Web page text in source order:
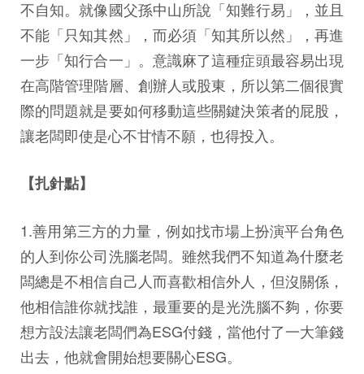
不自知。就像國父孫中山所說「知難行易」，並且
不能「只知其然」，而必須「知其所以然」，再進
一步「知行合一」。意識麻了這種症頭最容易出現
在高階管理階層、創辦人或股東，所以第二個很實
際的問題就是要如何移動這些關鍵決策者的屁股，
讓老闆即使是心不甘情不願，也得投入。
【扎針點】
1.善用第三方的力量，例如找市場上扮演平台角色
的人到你公司洗腦老闆。雖然我們不知道為什麼老
闆總是不相信自己人而喜歡相信外人，但沒關係，
他相信誰你就找誰，最重要的是光洗腦不夠，你要
想方設法讓老闆們為ESG付錢，當他付了一大筆錢
出去，他就會開始想要關心ESG。